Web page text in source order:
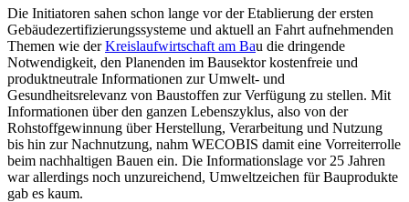
Die Initiatoren sahen schon lange vor der Etablierung der ersten
Gebäudezertifizierungssysteme und aktuell an Fahrt aufnehmenden
Themen wie derKreislaufwirtschaft am Bau die dringende
Notwendigkeit, den Planenden im Bausektor kostenfreie und
produktneutrale Informationen zur Umwelt- und
Gesundheitsrelevanz von Baustoffen zur Verfügung zu stellen. Mit
Informationen über den ganzen Lebenszyklus, also von der
Rohstoffgewinnung über Herstellung, Verarbeitung und Nutzung
bis hin zur Nachnutzung, nahm WECOBIS damit eine Vorreiterrolle
beim nachhaltigen Bauen ein. Die Informationslage vor 25 Jahren
war allerdings noch unzureichend, Umweltzeichen für Bauprodukte
gab es kaum.